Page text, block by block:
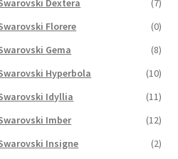
Dextera
(7)
Florere
(0)
Gema
(8)
Hyperbola
(10)
Idyllia
(11)
Imber
(12)
Insigne
(2)